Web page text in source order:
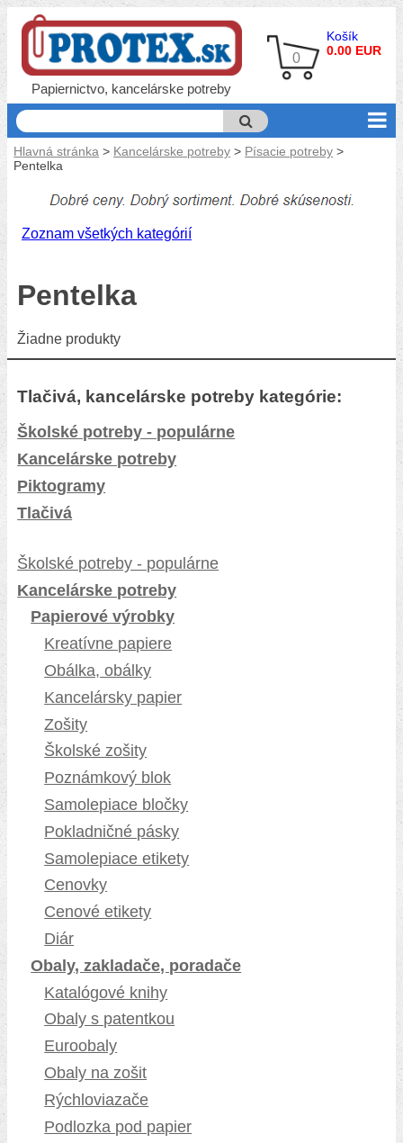
Papiernictvo, kancelárske potreby
Košík
0.00 EUR
0
Hlavná stránka > Kancelárske potreby > Písacie potreby >
Pentelka
Zoznam všetkých kategórií
Pentelka
Žiadne produkty
Tlačivá, kancelárske potreby kategórie:
Školské potreby - populárne
Kancelárske potreby
Piktogramy
Tlačivá
Školské potreby - populárne
Kancelárske potreby
Papierové výrobky
Kreatívne papiere
Obálka, obálky
Kancelársky papier
Zošity
Školské zošity
Poznámkový blok
Samolepiace bločky
Pokladničné pásky
Samolepiace etikety
Cenovky
Cenové etikety
Diár
Obaly, zakladače, poradače
Katalógové knihy
Obaly s patentkou
Euroobaly
Obaly na zošit
Rýchloviazače
Podlozka pod papier